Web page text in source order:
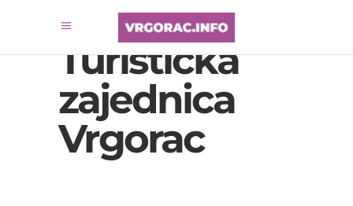
Turistička
zajednica
Vrgorac